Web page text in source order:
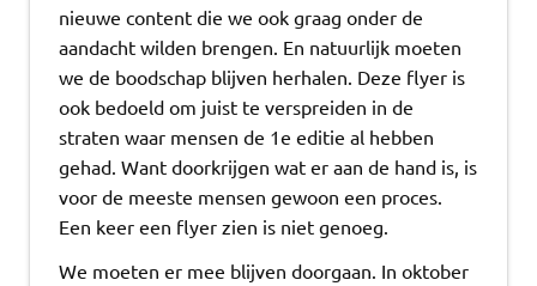
nieuwe content die we ook graag onder de
aandacht wilden brengen. En natuurlijk moeten
we de boodschap blijven herhalen. Deze flyer is
ook bedoeld om juist te verspreiden in de
straten waar mensen de 1e editie al hebben
gehad. Want doorkrijgen wat er aan de hand is, is
voor de meeste mensen gewoon een proces.
Een keer een flyer zien is niet genoeg.
We moeten er mee blijven doorgaan. In oktober